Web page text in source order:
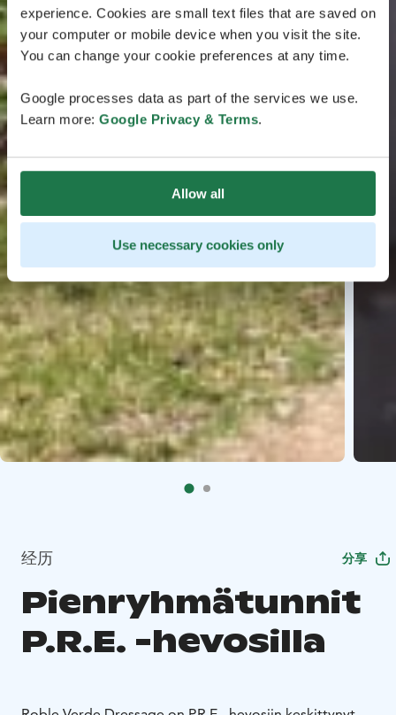
experience. Cookies are small text files that are saved on
your computer or mobile device when you visit the site.
You can change your cookie preferences at any time.
Google processes data as part of the services we use.
Learn more: Google Privacy & Terms.
Allow all
Use necessary cookies only
经历 分享
Pienryhmätunnit
P.R.E. -hevosilla